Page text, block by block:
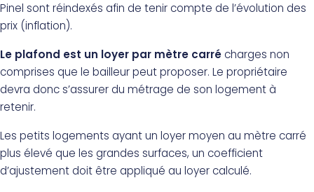
Pinel sont réindexés afin de tenir compte de l’évolution des
prix (inflation).
Le plafond est un loyer par mètre carrécharges non
comprises que le bailleur peut proposer. Le propriétaire
devra donc s’assurer du métrage de son logement à
retenir.
Les petits logements ayant un loyer moyen au mètre carré
plus élevé que les grandes surfaces, un coefficient
d’ajustement doit être appliqué au loyer calculé.